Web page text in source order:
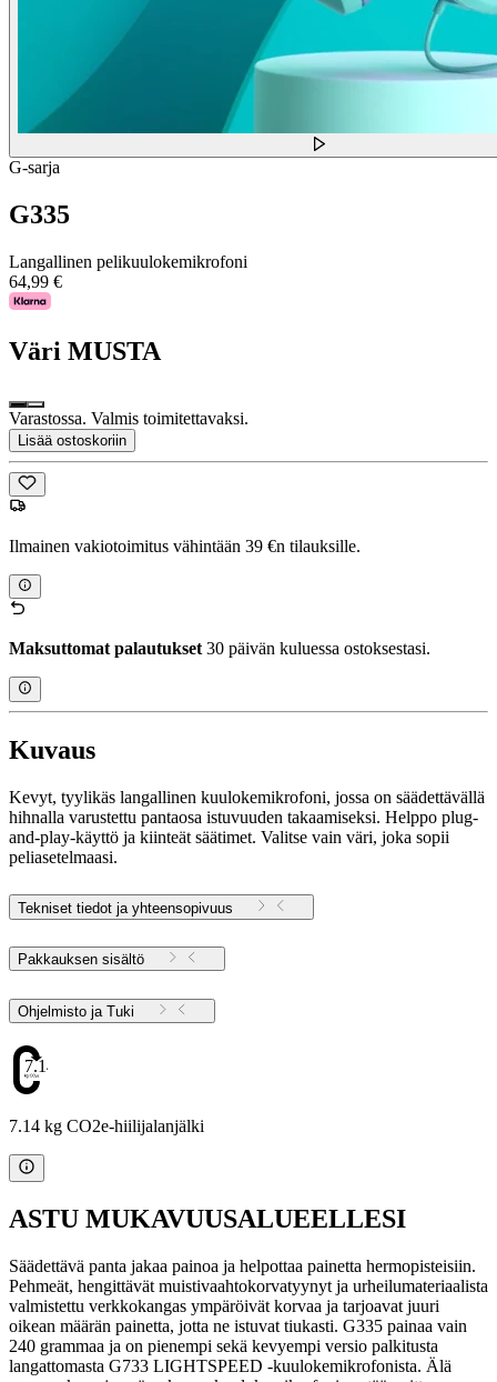
G-sarja
G335
Langallinen pelikuulokemikrofoni
64,99 €
Väri MUSTA
Varastossa. Valmis toimitettavaksi.
Lisää ostoskoriin
Ilmainen vakiotoimitus vähintään 39 €n tilauksille.
Maksuttomat palautukset30 päivän kuluessa ostoksestasi.
Kuvaus
Kevyt, tyylikäs langallinen kuulokemikrofoni, jossa on säädettävällä
hihnalla varustettu pantaosa istuvuuden takaamiseksi. Helppo plug-
and-play-käyttö ja kiinteät säätimet. Valitse vain väri, joka sopii
peliasetelmaasi.
Tekniset tiedot ja yhteensopivuus
Pakkauksen sisältö
Ohjelmisto ja Tuki
7.14
7.14 kg CO2e-hiilijalanjälki
ASTU MUKAVUUSALUEELLESI
Säädettävä panta jakaa painoa ja helpottaa painetta hermopisteisiin.
Pehmeät, hengittävät muistivaahtokorvatyynyt ja urheilumateriaalista
valmistettu verkkokangas ympäröivät korvaa ja tarjoavat juuri
oikean määrän painetta, jotta ne istuvat tiukasti. G335 painaa vain
240 grammaa ja on pienempi sekä kevyempi versio palkitusta
langattomasta G733 LIGHTSPEED -kuulokemikrofonista. Älä